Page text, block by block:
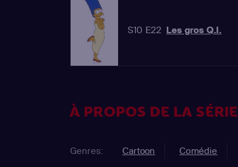
S10 E22 Les gros Q.I.
À PROPOS DE LA SÉRIE
Genres: Cartoon Comédie